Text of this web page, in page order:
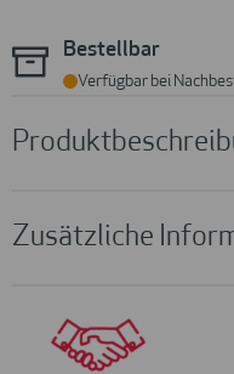
Zusätzliche
Bestellbar
Verfügbar bei